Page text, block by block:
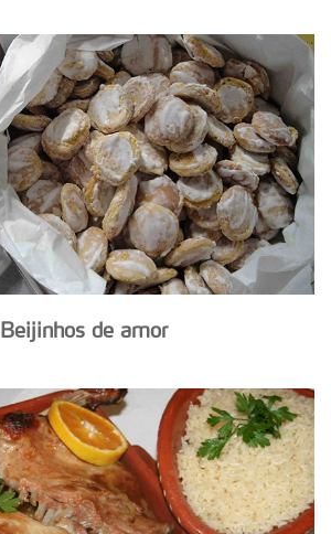
Beijinhos de amor